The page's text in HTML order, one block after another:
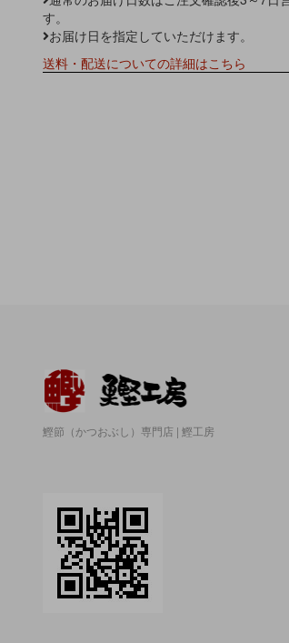
す。
お届け日を指定していただけます。
送料・配送についての詳細はこちら
鰹節（かつおぶし）専門店 | 鰹工房